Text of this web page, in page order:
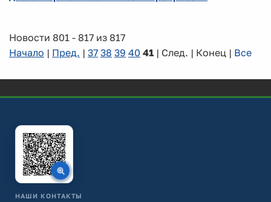
Новости 801 - 817 из 817
Начало | Пред. | 37 38 39 40 41 | След. | Конец | Все
НАШИ КОНТАКТЫ